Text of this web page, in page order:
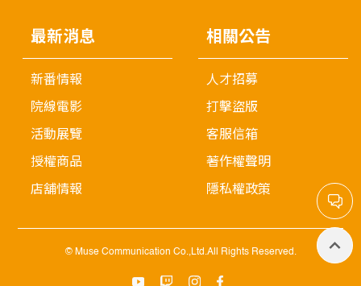
最新消息
新番情報
院線電影
活動展覽
授權商品
店舖情報
相關公告
人才招募
打擊盜版
客服信箱
著作權聲明
隱私權政策
© Muse Communication Co.,Ltd.All Rights Reserved.